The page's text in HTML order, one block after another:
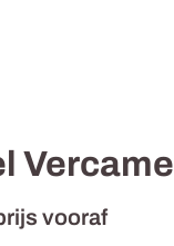
vooraf